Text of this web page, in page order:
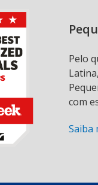
Pelo
com
Saiba